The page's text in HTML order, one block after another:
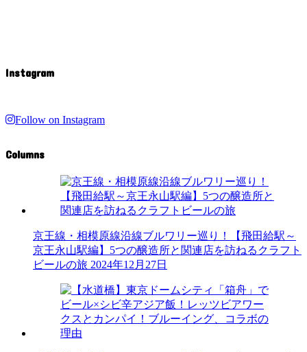
Instagram
Follow on Instagram
Columns
京王線・相模原線沿線ブルワリー巡り！【飛田給駅～
京王永山駅編】5つの醸造所と関連店を訪ねるクラフト
ビールの旅 2024年12月27日